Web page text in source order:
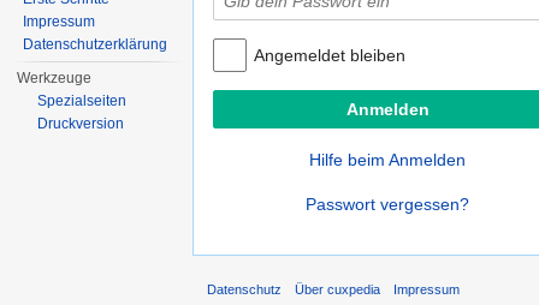
Angemeldet bleiben
Hilfe beim Anmelden
Passwort vergessen?
Impressum
Datenschutzerklärung
Werkzeuge
Spezialseiten
Druckversion
Datenschutz Über cuxpedia Impressum